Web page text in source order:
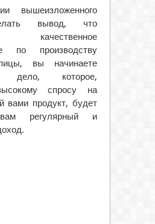
вышеизложенного
вывод, что
качественное
по производству
вы начинаете
дело, которое,
спросу на
вами продукт, будет
вам регулярный и